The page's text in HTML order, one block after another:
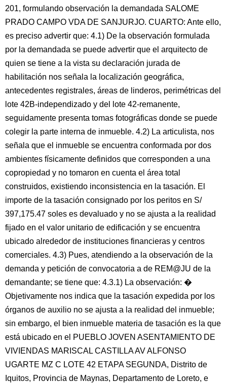
201, formulando observación la demandada SALOME
PRADO CAMPO VDA DE SANJURJO. CUARTO: Ante ello,
es preciso advertir que: 4.1) De la observación formulada
por la demandada se puede advertir que el arquitecto de
quien se tiene a la vista su declaración jurada de
habilitación nos señala la localización geográfica,
antecedentes registrales, áreas de linderos, perimétricas del
lote 42B-independizado y del lote 42-remanente,
seguidamente presenta tomas fotográficas donde se puede
colegir la parte interna de inmueble. 4.2) La articulista, nos
señala que el inmueble se encuentra conformada por dos
ambientes físicamente definidos que corresponden a una
copropiedad y no tomaron en cuenta el área total
construidos, existiendo inconsistencia en la tasación. El
importe de la tasación consignado por los peritos en S/
397,175.47 soles es devaluado y no se ajusta a la realidad
fijado en el valor unitario de edificación y se encuentra
ubicado alrededor de instituciones financieras y centros
comerciales. 4.3) Pues, atendiendo a la observación de la
demanda y petición de convocatoria a de REM@JU de la
demandante; se tiene que: 4.3.1) La observación: �
Objetivamente nos indica que la tasación expedida por los
órganos de auxilio no se ajusta a la realidad del inmueble;
sin embargo, el bien inmueble materia de tasación es la que
está ubicado en el PUEBLO JOVEN ASENTAMIENTO DE
VIVIENDAS MARISCAL CASTILLA AV ALFONSO
UGARTE MZ C LOTE 42 ETAPA SEGUNDA, Distrito de
Iquitos, Provincia de Maynas, Departamento de Loreto, e